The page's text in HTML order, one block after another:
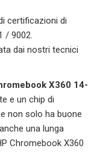
certificazioni di
/ 9002.
dai nostri tecnici
X360 14-
e un chip di
non solo ha buone
una lunga
Chromebook X360